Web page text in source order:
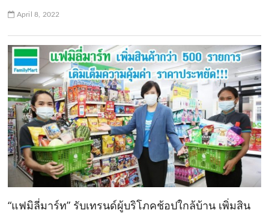
April 8, 2022
“แฟมิลี่มาร์ท” รับเทรนด์ผู้บริโภคช้อปใกล้บ้าน เพิ่มสิน